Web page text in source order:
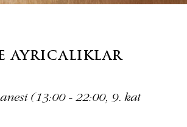
AYRICALIKLAR
(13:00 - 22:00, 9. kat